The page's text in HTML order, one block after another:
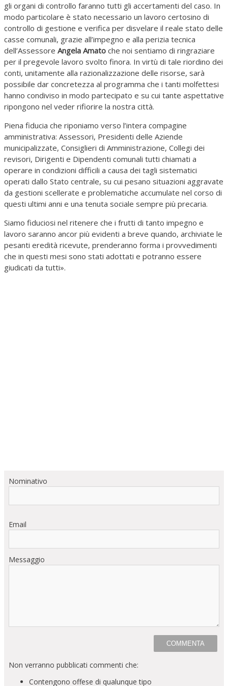
gli organi di controllo faranno tutti gli accertamenti del caso. In
modo particolare è stato necessario un lavoro certosino di
controllo di gestione e verifica per disvelare il reale stato delle
casse comunali, grazie all’impegno e alla perizia tecnica
dell’Assessore Angela Amato che noi sentiamo di ringraziare
per il pregevole lavoro svolto finora. In virtù di tale riordino dei
conti, unitamente alla razionalizzazione delle risorse, sarà
possibile dar concretezza al programma che i tanti molfettesi
hanno condiviso in modo partecipato e su cui tante aspettative
ripongono nel veder rifiorire la nostra città.
Piena fiducia che riponiamo verso l’intera compagine
amministrativa: Assessori, Presidenti delle Aziende
municipalizzate, Consiglieri di Amministrazione, Collegi dei
revisori, Dirigenti e Dipendenti comunali tutti chiamati a
operare in condizioni difficili a causa dei tagli sistematici
operati dallo Stato centrale, su cui pesano situazioni aggravate
da gestioni scellerate e problematiche accumulate nel corso di
questi ultimi anni e una tenuta sociale sempre più precaria.
Siamo fiduciosi nel ritenere che i frutti di tanto impegno e
lavoro saranno ancor più evidenti a breve quando, archiviate le
pesanti eredità ricevute, prenderanno forma i provvedimenti
che in questi mesi sono stati adottati e potranno essere
giudicati da tutti».
Nominativo
Email
Messaggio
Non verranno pubblicati commenti che:
Contengono offese di qualunque tipo